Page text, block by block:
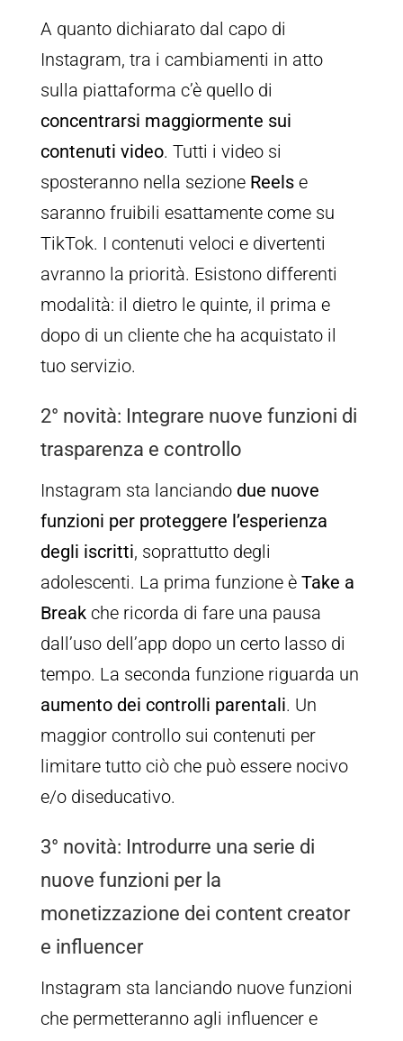
A quanto dichiarato dal capo di
Instagram, tra i cambiamenti in atto
sulla piattaforma c’è quello di
concentrarsi maggiormente sui
contenuti video. Tutti i video si
sposteranno nella sezione Reelse
saranno fruibili esattamente come su
TikTok. I contenuti veloci e divertenti
avranno la priorità. Esistono differenti
modalità: il dietro le quinte, il prima e
dopo di un cliente che ha acquistato il
tuo servizio.
2° novità: Integrare nuove funzioni di
trasparenza e controllo
Instagram sta lanciando due nuove
funzioni per proteggere l’esperienza
degli iscritti, soprattutto degli
adolescenti. La prima funzione è Take a
Breakche ricorda di fare una pausa
dall’uso dell’app dopo un certo lasso di
tempo. La seconda funzione riguarda un
aumento dei controlli parentali. Un
maggior controllo sui contenuti per
limitare tutto ciò che può essere nocivo
e/o diseducativo.
3° novità: Introdurre una serie di
nuove funzioni per la
monetizzazione dei content creator
e influencer
Instagram sta lanciando nuove funzioni
che permetteranno agli influencer e